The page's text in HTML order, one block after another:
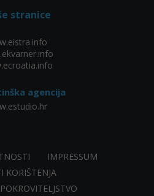
stranice
agencija
IMPRESSUM
KORIŠTENJA